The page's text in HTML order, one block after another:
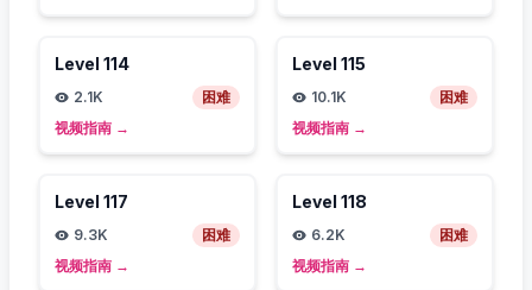
Level 114
2.1K
困难
视频指南 →
Level 115
10.1K
困难
视频指南 →
Level 117
9.3K
困难
视频指南 →
Level 118
6.2K
困难
视频指南 →